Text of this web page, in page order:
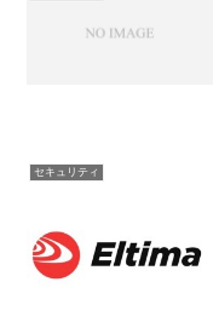
セキュリティ